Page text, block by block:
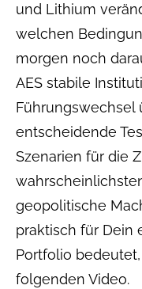
und Lithium
welchen
morgen noch
AES stabile
Führungswechsel
entscheidende
Szenarien für die
geopolitische
praktisch für Dein
Portfolio
folgenden Video.